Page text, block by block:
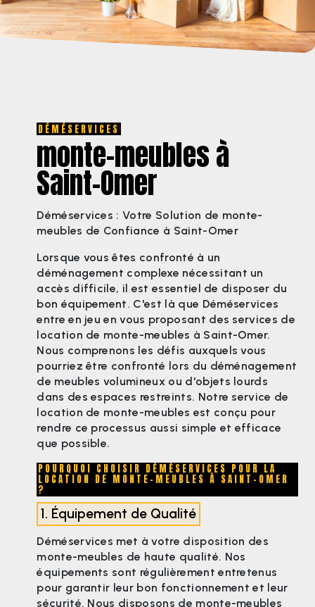
DÉMÉSERVICES
monte-meubles à
Saint-Omer
Déméservices : Votre Solution de monte-
meubles de Confiance à Saint-Omer
Lorsque vous êtes confronté à un
déménagement complexe nécessitant un
accès difficile, il est essentiel de disposer du
bon équipement. C'est là que Déméservices
entre en jeu en vous proposant des services de
location de monte-meubles à Saint-Omer.
Nous comprenons les défis auxquels vous
pourriez être confronté lors du déménagement
de meubles volumineux ou d'objets lourds
dans des espaces restreints. Notre service de
location de monte-meubles est conçu pour
rendre ce processus aussi simple et efficace
que possible.
POURQUOI CHOISIR DÉMÉSERVICES POUR LA
LOCATION DE MONTE-MEUBLES À SAINT-OMER
?
1. Équipement de Qualité
Déméservices met à votre disposition des
monte-meubles de haute qualité. Nos
équipements sont régulièrement entretenus
pour garantir leur bon fonctionnement et leur
sécurité. Nous disposons de monte-meubles